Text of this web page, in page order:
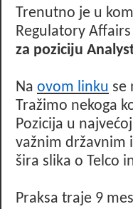
Trenutno je u
Regulatory
za poziciju
Na ovom linku se
Tražimo nekoga
Pozicija u
važnim državnim
šira slika o Telco
Praksa traje 9